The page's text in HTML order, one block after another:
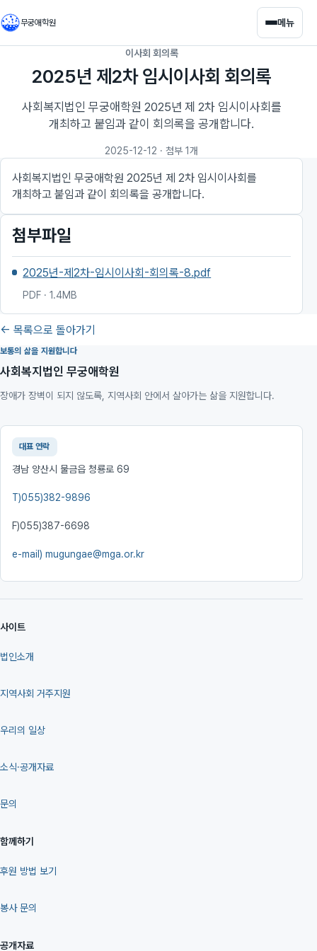
무궁애학원 메뉴
이사회 회의록
2025년 제2차 임시이사회 회의록
사회복지법인 무궁애학원 2025년 제 2차 임시이사회를
개최하고 붙임과 같이 회의록을 공개합니다.
2025-12-12 · 첨부 1개
사회복지법인 무궁애학원 2025년 제 2차 임시이사회를
개최하고 붙임과 같이 회의록을 공개합니다.
첨부파일
2025년-제2차-임시이사회-회의록-8.pdf
PDF · 1.4MB
← 목록으로 돌아가기
보통의 삶을 지원합니다
사회복지법인 무궁애학원
장애가 장벽이 되지 않도록, 지역사회 안에서 살아가는 삶을 지원합니다.
대표 연락
경남 양산시 물금읍 청룡로 69
T)055)382-9896
F)055)387-6698
e-mail) mugungae@mga.or.kr
사이트
법인소개
지역사회 거주지원
우리의 일상
소식·공개자료
문의
함께하기
후원 방법 보기
봉사 문의
공개자료